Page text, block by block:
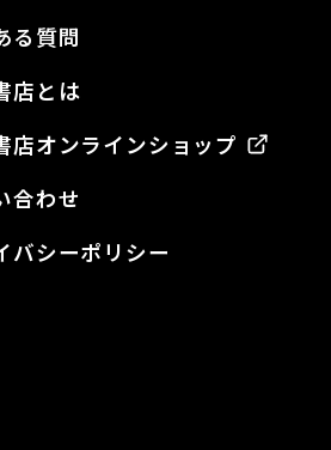
る質問
店とは
店オンラインショップ
合わせ
バシーポリシー